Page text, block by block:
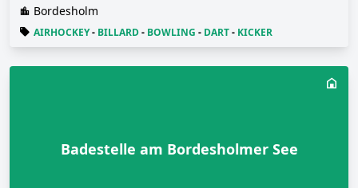
Bordesholm
AIRHOCKEY- BILLARD- BOWLING - DART- KICKER
Badestelle am Bordesholmer See